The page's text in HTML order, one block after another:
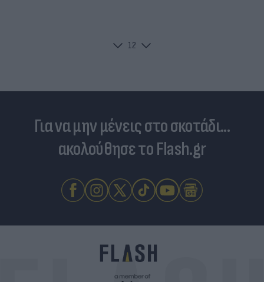
12
Για να μην μένεις στο σκοτάδι...
ακολούθησε το Flash.gr